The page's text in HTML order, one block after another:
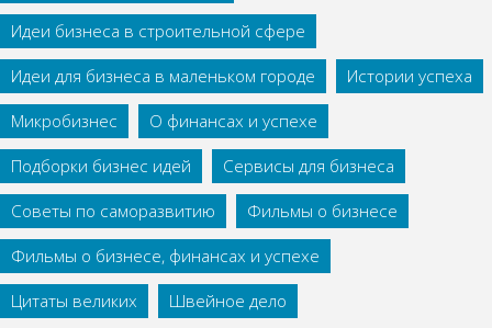
Идеи бизнеса в строительной сфере
Идеи для бизнеса в маленьком городе
Истории успеха
Микробизнес
О финансах и успехе
Подборки бизнес идей
Сервисы для бизнеса
Советы по саморазвитию
Фильмы о бизнесе
Фильмы о бизнесе, финансах и успехе
Цитаты великих
Швейное дело